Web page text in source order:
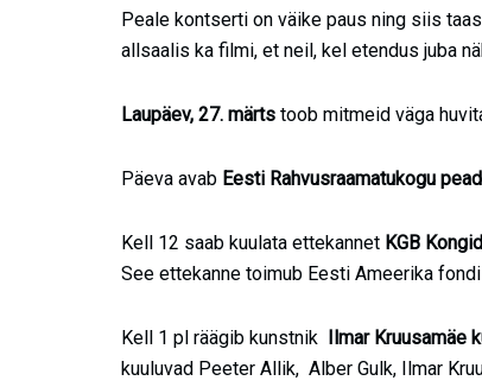
Peale kontserti on väike paus ning siis taas
allsaalis ka filmi, et neil, kel etendus juba
Laupäev, 27. märts toob mitmeid väga
Päeva avab Eesti Rahvusraamatukogu
Kell 12 saab kuulata ettekannet KGB
See ettekanne toimub Eesti Ameerika
Kell 1 pl räägib kunstnik Ilmar Kruusamäe
kuuluvad Peeter Allik, Alber Gulk, Ilmar